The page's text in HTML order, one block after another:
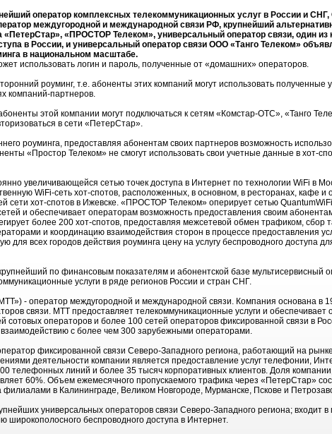
оператор комплексных телекоммуникационных услуг в России и
междугородной и международной связи РФ, крупнейший
«ПетерСтар», «ПРОСТОР Телеком», универсальный оператор связи, один из
в России, и универсальный оператор связи ООО «Танго Телеком»
в национальном масштабе.
использовать логин и пароль, полученные от «домашних» операторов.
роуминг, т.е. абоненты этих компаний могут использовать полученные
компаний-партнеров.
этой компании могут подключаться к сетям «Комстар-ОТС», «Танго
в сети «ПетерСтар».
роуминга, предоставляя абонентам своих партнеров возможность
«Простор Телеком» не смогут использовать свои учетные данные в хот-
увеличивающейся сетью точек доступа в Интернет по технологии WiFi в
WiFi-сеть хот-спотов, расположенных, в основном, в ресторанах, кафе и
сети хот-спотов в Ижевске. «ПРОСТОР Телеком» оперирует сетью
и обеспечивает операторам возможность предоставления своим
более 200 хот-спотов, предоставляя межсетевой обмен трафиком, сбор
и координацию взаимодействия сторон в процессе предоставления
всех городов действия роуминга цену на услугу беспроводного доступа
по финансовым показателям и абонентской базе мультисервисный
услуги в ряде регионов России и стран СНГ.
- оператор междугородной и международной связи. Компания основана в
связи. МТТ предоставляет телекоммуникационные услуги и обеспечивает
сотовых операторов и более 100 сетей операторов фиксированной связи в
с более чем 300 зарубежными операторами.
фиксированной связи Северо-Западного региона, работающий на рынке
деятельности компании является предоставление услуг телефонии,
телефонных линий и более 35 тысяч корпоративных клиентов. Доля
60%. Объем ежемесячного пропускаемого трафика через «ПетерСтар»
в Калининграде, Великом Новгороде, Мурманске, Пскове и
универсальных операторов связи Северо-Западного региона; входит в
беспроводного доступа в Интернет.